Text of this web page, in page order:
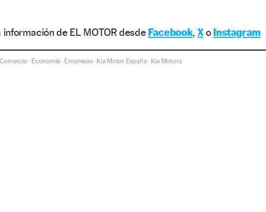
información de EL MOTOR desde Facebook, Xo Instagram
Comercio · Economía ·Empresas· Kia Motor España· Kia Motors